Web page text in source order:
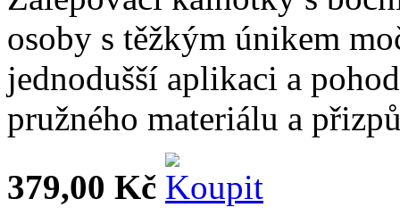
osoby s těžkým únikem
jednodušší aplikaci a
pružného materiálu a
379,00 Kč